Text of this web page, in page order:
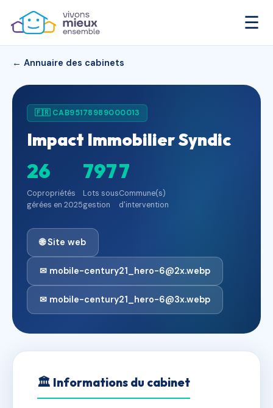
☰
← Annuaire des cabinets
🇫🇷 CAB95178989000013
Impact Immobilier Syndic
26
Copropriétés
gérées en 2025
797
Lots sous
gestion
7
Commune(s)
d'intervention
🌐 Site web
✉ mobile-century21_hero-6@2x.webp
✉ mobile-century21_hero-6@3x.webp
🏛 Informations du cabinet